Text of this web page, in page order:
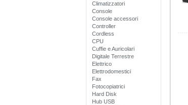
Climatizzatori
Console
Console accessori
Controller
Cordless
CPU
Cuffie e Auricolari
Digitale Terrestre
Elettrico
Elettrodomestici
Fax
Fotocopiatrici
Hard Disk
Hub USB